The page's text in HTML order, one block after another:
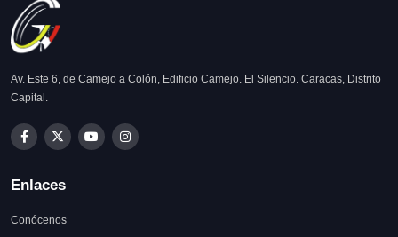
Av. Este 6, de Camejo a Colón, Edificio Camejo. El Silencio. Caracas, Distrito
Capital.
Enlaces
Conócenos